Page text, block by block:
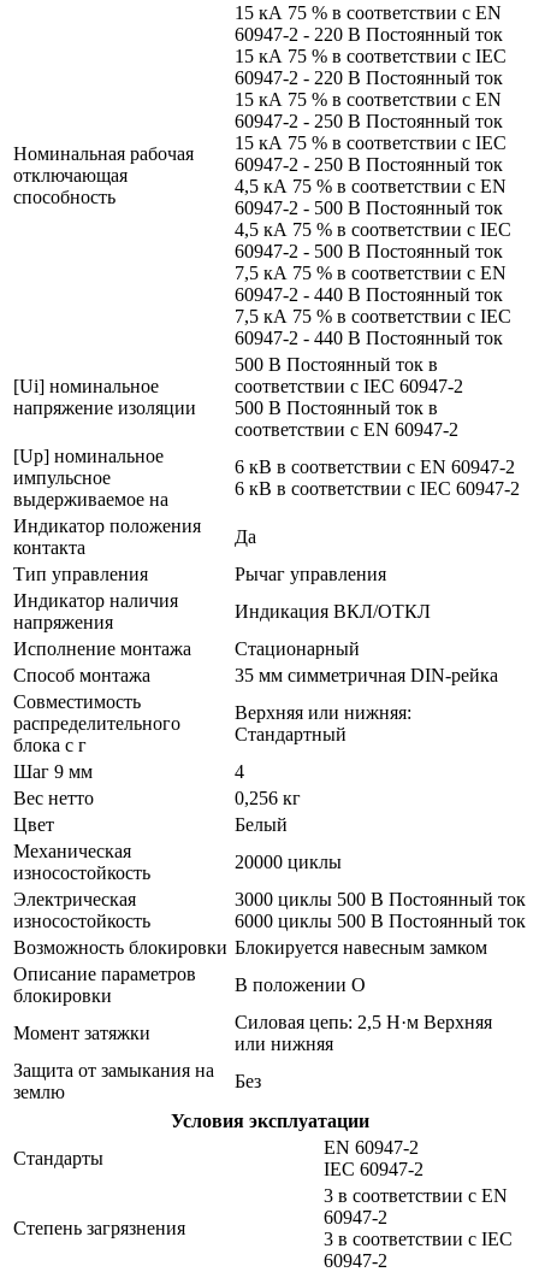
Номинальная рабочая
отключающая
способность
15 кА 75 % в соответствии с EN
60947-2 - 220 В Постоянный ток
15 кА 75 % в соответствии с IEC
60947-2 - 220 В Постоянный ток
15 кА 75 % в соответствии с EN
60947-2 - 250 В Постоянный ток
15 кА 75 % в соответствии с IEC
60947-2 - 250 В Постоянный ток
4,5 кА 75 % в соответствии с EN
60947-2 - 500 В Постоянный ток
4,5 кА 75 % в соответствии с IEC
60947-2 - 500 В Постоянный ток
7,5 кА 75 % в соответствии с EN
60947-2 - 440 В Постоянный ток
7,5 кА 75 % в соответствии с IEC
60947-2 - 440 В Постоянный ток
[Ui] номинальное
напряжение изоляции
500 В Постоянный ток в
соответствии с IEC 60947-2
500 В Постоянный ток в
соответствии с EN 60947-2
[Up] номинальное
импульсное
выдерживаемое на
6 кВ в соответствии с EN 60947-2
6 кВ в соответствии с IEC 60947-2
Индикатор положения
контакта
Да
Тип управления
Рычаг управления
Индикатор наличия
напряжения
Индикация ВКЛ/ОТКЛ
Исполнение монтажа
Стационарный
Способ монтажа
35 мм симметричная DIN-рейка
Совместимость
распределительного
блока с г
Верхняя или нижняя:
Стандартный
Шаг 9 мм
4
Вес нетто
0,256 кг
Цвет
Белый
Механическая
износостойкость
20000 циклы
Электрическая
износостойкость
3000 циклы 500 В Постоянный ток
6000 циклы 500 В Постоянный ток
Возможность блокировки Блокируется навесным замком
Описание параметров
блокировки
В положении О
Момент затяжки
Силовая цепь: 2,5 Н·м Верхняя
или нижняя
Защита от замыкания на
землю
Без
Условия эксплуатации
Стандарты
EN 60947-2
IEC 60947-2
Степень загрязнения
3 в соответствии с EN
60947-2
3 в соответствии с IEC
60947-2